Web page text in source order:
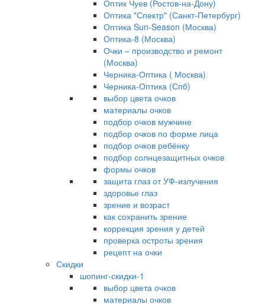
Оптик Чуев (Ростов-на-Дону)
Оптика "Спектр" (Санкт-Петербург)
Оптика Sun-Season (Москва)
Оптика-8 (Москва)
Очки – производство и ремонт
(Москва)
Черника-Оптика ( Москва)
Черника-Оптика (Спб)
выбор цвета очков
материалы очков
подбор очков мужчине
подбор очков по форме лица
подбор очков ребёнку
подбор солнцезащитных очков
формы очков
защита глаз от УФ-излучения
здоровье глаз
зрение и возраст
как сохранить зрение
коррекция зрения у детей
проверка остроты зрения
рецепт на очки
Скидки
шопинг-скидки-1
выбор цвета очков
материалы очков